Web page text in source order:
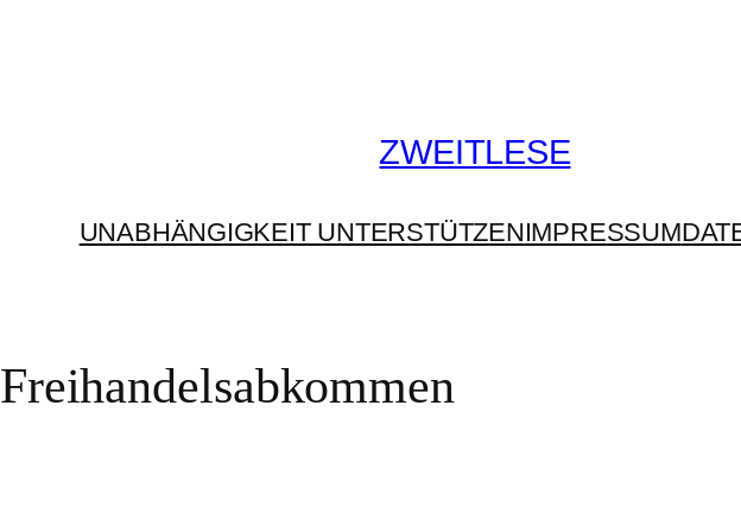
ZWEITLESE
UNABHÄNGIGKEIT UNTERSTÜTZENIMPRESSUM
Freihandelsabkommen